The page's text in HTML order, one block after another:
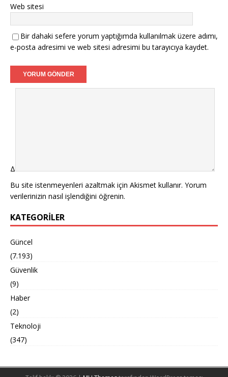
Web sitesi
Bir dahaki sefere yorum yaptığımda kullanılmak üzere adımı,
e-posta adresimi ve web sitesi adresimi bu tarayıcıya kaydet.
Δ
Bu site istenmeyenleri azaltmak için Akismet kullanır. Yorum
verilerinizin nasıl işlendiğini öğrenin.
KATEGORILER
Güncel
(7.193)
Güvenlik
(9)
Haber
(2)
Teknoloji
(347)